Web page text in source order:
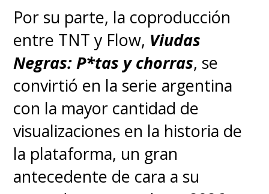
Por su parte, la coproducción
entre TNT y Flow, Viudas
Negras: P*tas y chorras, se
convirtió en la serie argentina
con la mayor cantidad de
visualizaciones en la historia de
la plataforma, un gran
antecedente de cara a su